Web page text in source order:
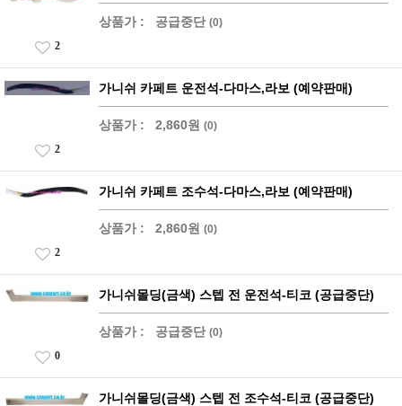
상품가 : 공급중단 (0)
2
가니쉬 카페트 운전석-다마스,라보 (예약판매)
상품가 : 2,860원 (0)
2
가니쉬 카페트 조수석-다마스,라보 (예약판매)
상품가 : 2,860원 (0)
2
가니쉬몰딩(금색) 스텝 전 운전석-티코 (공급중단)
상품가 : 공급중단 (0)
0
가니쉬몰딩(금색) 스텝 전 조수석-티코 (공급중단)